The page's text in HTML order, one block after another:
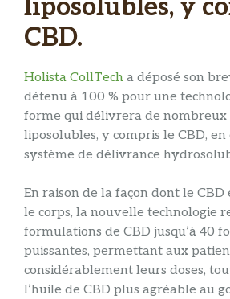
liposolubles, y
CBD.
Holista CollTech a déposé son
détenu à 100 % pour une
forme qui délivrera de nombreux
liposolubles, y compris le CBD,
système de délivrance
En raison de la façon dont le CBD
le corps, la nouvelle technologie
formulations de CBD jusqu’à 40
puissantes, permettant aux
considérablement leurs doses,
l’huile de CBD plus agréable au